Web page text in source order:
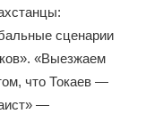
сценарии
«Выезжаем
что Токаев —
—